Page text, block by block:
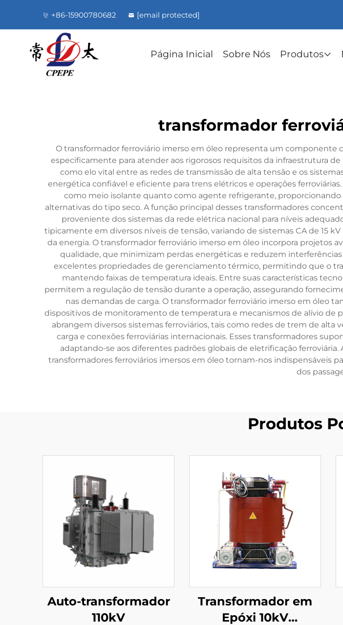
+86-15900780682 [email protected]
Página Inicial Sobre Nós Produtos
transformador
O transformador ferroviário imerso em óleo representa um
especificamente para atender aos rigorosos requisitos da infraestrutura
como elo vital entre as redes de transmissão de alta tensão e os
energética confiável e eficiente para trens elétricos e operações
como meio isolante quanto como agente refrigerante,
alternativas do tipo seco. A função principal desses transformadores
proveniente dos sistemas da rede elétrica nacional para níveis
tipicamente em diversos níveis de tensão, variando de sistemas CA de 15
da energia. O transformador ferroviário imerso em óleo incorpora projetos
qualidade, que minimizam perdas energéticas e reduzem
excelentes propriedades de gerenciamento térmico, permitindo que o
mantendo faixas de temperatura ideais. Entre suas características
permitem a regulação de tensão durante a operação, assegurando
nas demandas de carga. O transformador ferroviário imerso em óleo
dispositivos de monitoramento de temperatura e mecanismos de alívio de
abrangem diversos sistemas ferroviários, tais como redes de trem de alta
carga e conexões ferroviárias internacionais. Esses transformadores
adaptando-se aos diferentes padrões globais de eletrificação
transformadores ferroviários imersos em óleo tornam-nos indispensáveis
dos
Produtos
Auto-transformador
110kV
Transformador em
Epóxi 10kV